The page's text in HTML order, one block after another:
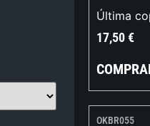
Última
17,50€
OKBR055